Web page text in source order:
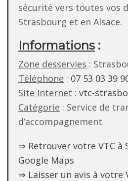
sécurité vers toutes vos
Strasbourg et en Alsace.
Informations :
Zone desservies :
Téléphone : 07 53 03 39
Site Internet : vtc-
Catégorie : Service de
d’accompagnement
⇒ Retrouver votre VTC à
Google Maps
⇒ Laisser un avis à votre